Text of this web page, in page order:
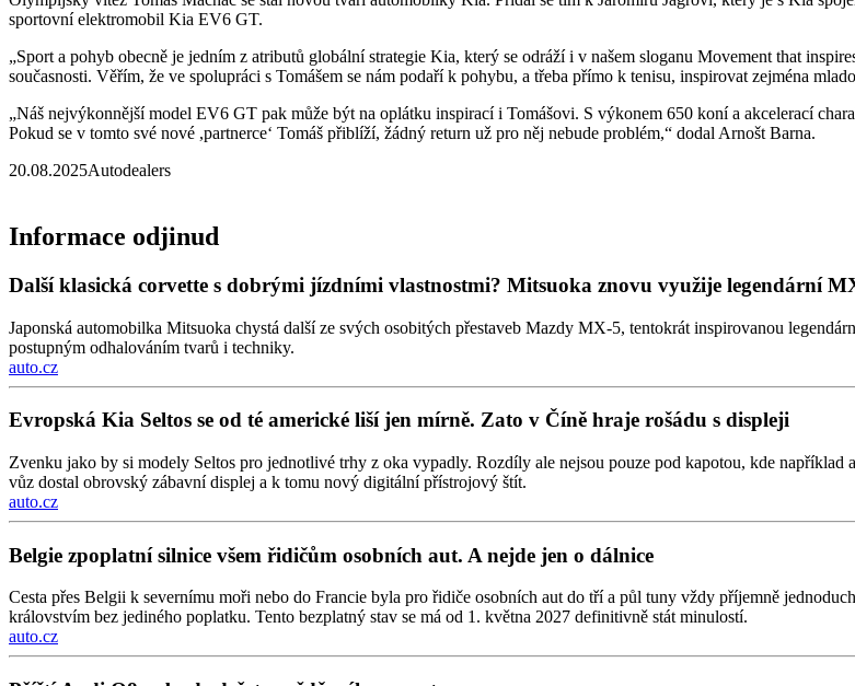
sportovní elektromobil Kia EV6 GT.
„Sport a pohyb obecně je jedním z atributů globální strategie Kia, který se odráží i v našem sloganu Movement that
současnosti. Věřím, že ve spolupráci s Tomášem se nám podaří k pohybu, a třeba přímo k tenisu, inspirovat zejména
„Náš nejvýkonnější model EV6 GT pak může být na oplátku inspirací i Tomášovi. S výkonem 650 koní a akcelerací
Pokud se v tomto své nové ,partnerce‘ Tomáš přiblíží, žádný return už pro něj nebude problém,“ dodal Arnošt Barna.
20.08.2025Autodealers
Informace odjinud
Další klasická corvette s dobrými jízdními vlastnostmi? Mitsuoka znovu využije legendární
Japonská automobilka Mitsuoka chystá další ze svých osobitých přestaveb Mazdy MX-5, tentokrát inspirovanou
postupným odhalováním tvarů i techniky.
auto.cz
Evropská Kia Seltos se od té americké liší jen mírně. Zato v Číně hraje rošádu s displeji
Zvenku jako by si modely Seltos pro jednotlivé trhy z oka vypadly. Rozdíly ale nejsou pouze pod kapotou, kde
vůz dostal obrovský zábavní displej a k tomu nový digitální přístrojový štít.
auto.cz
Belgie zpoplatní silnice všem řidičům osobních aut. A nejde jen o dálnice
Cesta přes Belgii k severnímu moři nebo do Francie byla pro řidiče osobních aut do tří a půl tuny vždy příjemně
královstvím bez jediného poplatku. Tento bezplatný stav se má od 1. května 2027 definitivně stát minulostí.
auto.cz